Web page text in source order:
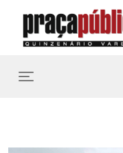
Toggle navigation